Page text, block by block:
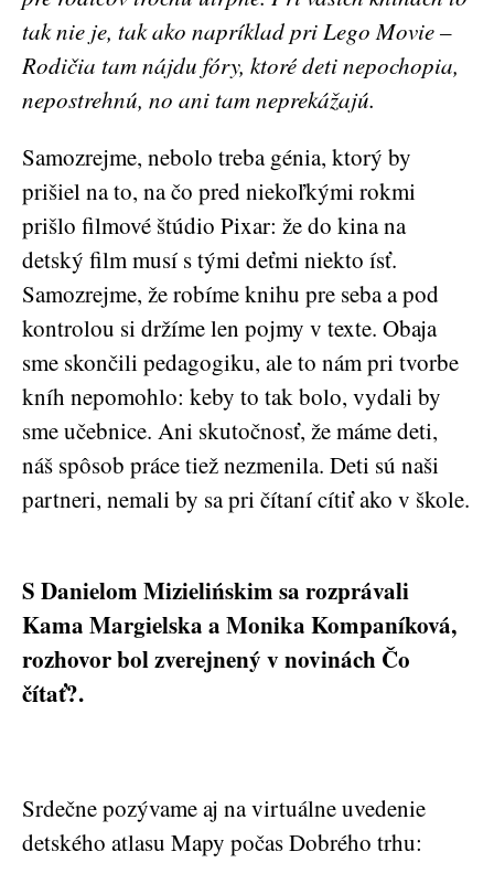
tak nie je, tak ako napríklad pri Lego Movie –
Rodičia tam nájdu fóry, ktoré deti nepochopia,
nepostrehnú, no ani tam neprekážajú.
Samozrejme, nebolo treba génia, ktorý by
prišiel na to, na čo pred niekoľkými rokmi
prišlo filmové štúdio Pixar: že do kina na
detský film musí s tými deťmi niekto ísť.
Samozrejme, že robíme knihu pre seba a pod
kontrolou si držíme len pojmy v texte. Obaja
sme skončili pedagogiku, ale to nám pri tvorbe
kníh nepomohlo: keby to tak bolo, vydali by
sme učebnice. Ani skutočnosť, že máme deti,
náš spôsob práce tiež nezmenila. Deti sú naši
partneri, nemali by sa pri čítaní cítiť ako v škole.
S Danielom Mizielińskim sa rozprávali
Kama Margielska a Monika Kompaníková,
rozhovor bol zverejnený v novinách Čo
čítať?.
Srdečne pozývame aj na virtuálne uvedenie
detského atlasu Mapy počas Dobrého trhu: